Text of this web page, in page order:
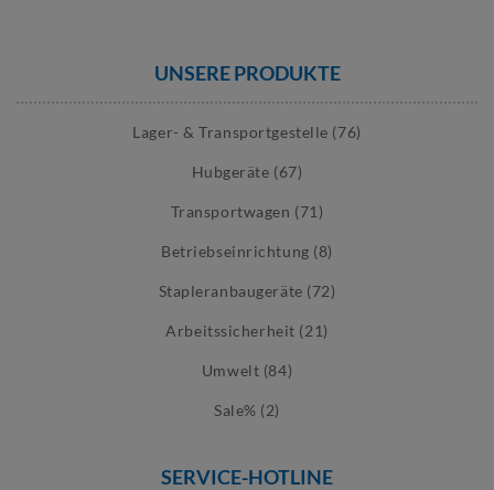
UNSERE PRODUKTE
Lager- & Transportgestelle (76)
Hubgeräte (67)
Transportwagen (71)
Betriebseinrichtung (8)
Stapleranbaugeräte (72)
Arbeitssicherheit (21)
Umwelt (84)
Sale% (2)
SERVICE-HOTLINE